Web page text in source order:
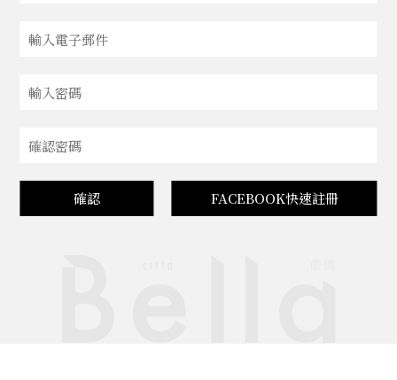
確認 FACEBOOK快速註冊